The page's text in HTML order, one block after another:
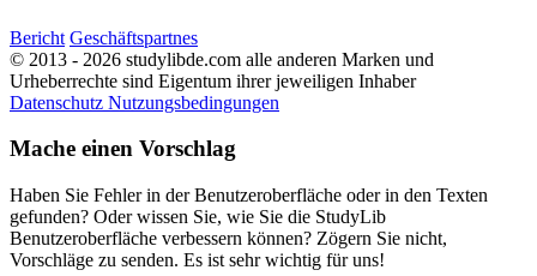
Bericht Geschäftspartnes
© 2013 - 2026 studylibde.com alle anderen Marken und
Urheberrechte sind Eigentum ihrer jeweiligen Inhaber
Datenschutz Nutzungsbedingungen
Mache einen Vorschlag
Haben Sie Fehler in der Benutzeroberfläche oder in den Texten
gefunden? Oder wissen Sie, wie Sie die StudyLib
Benutzeroberfläche verbessern können? Zögern Sie nicht,
Vorschläge zu senden. Es ist sehr wichtig für uns!